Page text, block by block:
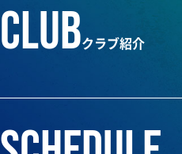
clubクラブ紹介